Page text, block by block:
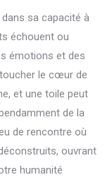
dans sa capacité à
échouent ou
émotions et des
le cœur de
et une toile peut
de la
de rencontre où
ouvrant
humanité